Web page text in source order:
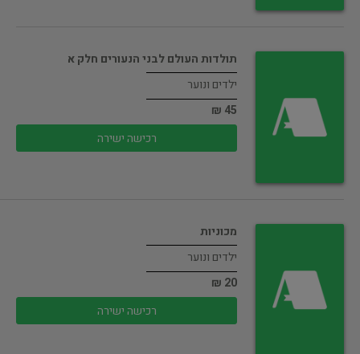
תולדות העולם לבני הנעורים חלק א
ילדים ונוער
45 ₪
רכישה ישירה
מכוניות
ילדים ונוער
20 ₪
רכישה ישירה